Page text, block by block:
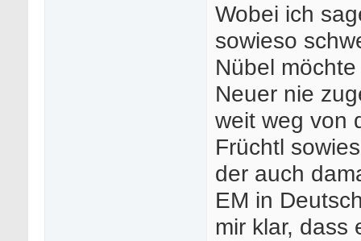
Wobei ich
sowieso
Nübel
Neuer nie
weit weg von
Früchtl
der auch
EM in
mir klar, dass